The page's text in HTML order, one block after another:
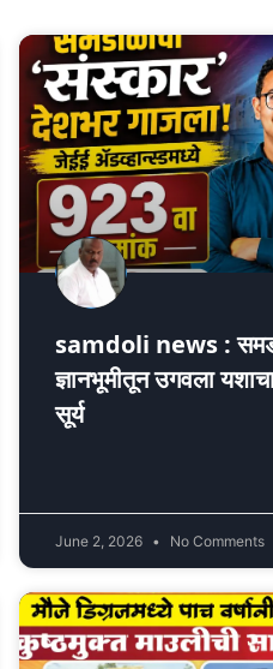
samdoli news :
ज्ञानभूमीतून उगवला
सूर्य
June 2, 2026 No Comments